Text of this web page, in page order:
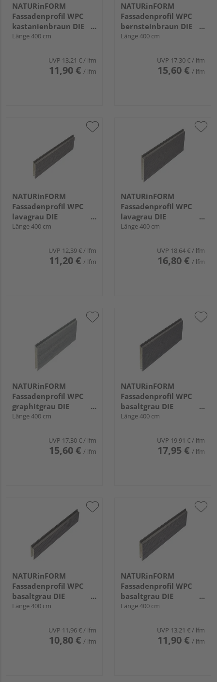
NATURinFORM
Fassadenprofil WPC
kastanienbraun DIE
GESTALTENDE
Länge 400 cm
UVP 13,21 €/ lfm
11,90 € / lfm
NATURinFORM
Fassadenprofil WPC
bernsteinbraun DIE
GESTALTENDE -
Länge 400 cm
UVP 17,30 €/ lfm
15,60 € / lfm
NATURinFORM
Fassadenprofil WPC
lavagrau DIE
GESTALTENDE
Länge 400 cm
UVP 12,39 €/ lfm
11,20 € / lfm
NATURinFORM
Fassadenprofil WPC
lavagrau DIE
GESTALTENDE
Länge 400 cm
UVP 18,64 €/ lfm
16,80 € / lfm
NATURinFORM
Fassadenprofil WPC
graphitgrau DIE
GESTALTENDE -
Länge 400 cm
UVP 17,30 €/ lfm
15,60 € / lfm
NATURinFORM
Fassadenprofil WPC
basaltgrau DIE
GESTALTENDE
Länge 400 cm
UVP 19,91 €/ lfm
17,95 € / lfm
NATURinFORM
Fassadenprofil WPC
basaltgrau DIE
GESTALTENDE
Länge 400 cm
UVP 11,96 €/ lfm
10,80 € / lfm
NATURinFORM
Fassadenprofil WPC
basaltgrau DIE
GESTALTENDE
Länge 400 cm
UVP 13,21 €/ lfm
11,90 € / lfm